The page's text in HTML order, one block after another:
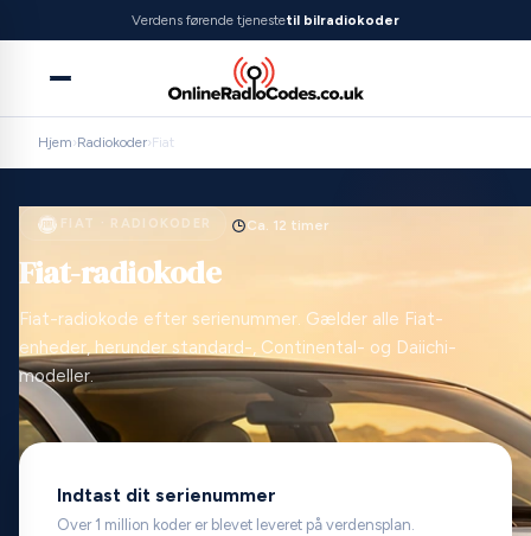
Verdens førende tjenestetil bilradiokoder
Hjem›Radiokoder›Fiat
FIAT · RADIOKODER Ca. 12 timer
Fiat-radiokode
Fiat-radiokode efter serienummer. Gælder alle Fiat-
enheder, herunder standard-, Continental- og Daiichi-
modeller.
Indtast dit serienummer
Over 1 million koder er blevet leveret på verdensplan.